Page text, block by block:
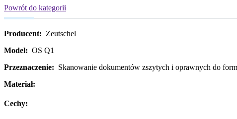
Powrót do kategorii
Producent: Zeutschel
Model: OS Q1
Przeznaczenie: Skanowanie dokumentów zszytych i oprawnych do
Materiał:
Cechy: